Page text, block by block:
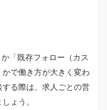
「既存フォロー（カス
で働き方が大きく変わ
る際は、求人ごとの営
ょう。